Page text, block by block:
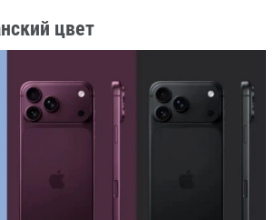
цвет